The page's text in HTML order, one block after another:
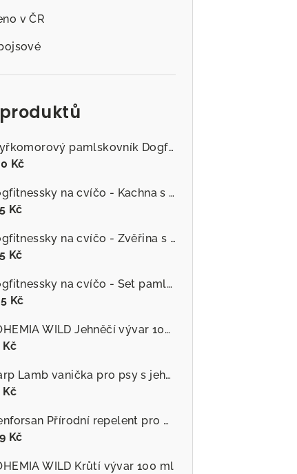
v ČR
produktů
Čtyřkomorový pamlskovník Dogfitness.cz
Kč
Dogfitnessky na cvíčo - Kachna s červenou řepou
Kč
Dogfitnessky na cvíčo - Zvěřina s jablky
Kč
Dogfitnessky na cvíčo - Set pamlsků
Kč
BOHEMIA WILD Jehněčí vývar 100 ml
Kč
Marp Lamb vanička pro psy s jehněčím
Kč
Menforsan Přírodní repelent pro psy proti hmyzu s extraktem z citronely
Kč
WILD Krůtí vývar 100 ml